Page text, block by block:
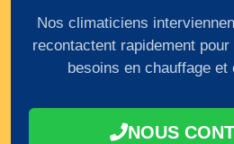
Nos climaticiens
recontactent rapidement
besoins en chauffage
NOUS